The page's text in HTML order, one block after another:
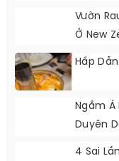
Vườn
Ở New
Hấp
Ngắm Á
Duyên
4 Sai